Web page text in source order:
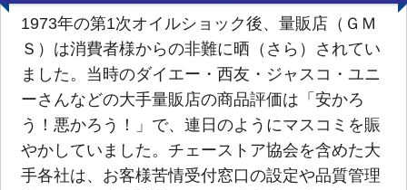
1973年の第1次オイルショック後、量販店（ＧＭ
Ｓ）は消費者様からの非難に晒（さら）されてい
ました。当時のダイエー・西友・ジャスコ・ユニ
ーさんなどの大手量販店の商品評価は「安かろ
う！悪かろう！」で、連日のようにマスコミを賑
やかしていました。チェーストア協会を含めた大
手各社は、お客様苦情受付窓口の設定や品質管理